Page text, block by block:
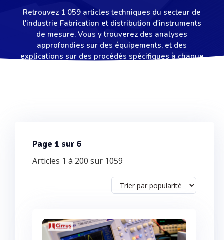
Retrouvez 1 059 articles techniques du secteur de
l'industrie Fabrication et distribution d'instruments
de mesure. Vous y trouverez des analyses
approfondies sur des équipements, et des
explications sur des procédés spécifiques à chaque
Page 1 sur 6
Articles 1 à 200 sur 1059